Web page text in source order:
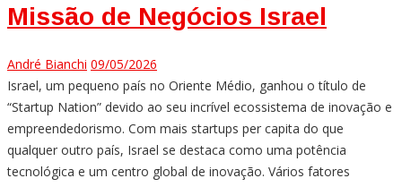
Missão de Negócios Israel
André Bianchi 09/05/2026
Israel, um pequeno país no Oriente Médio, ganhou o título de
“Startup Nation” devido ao seu incrível ecossistema de inovação e
empreendedorismo. Com mais startups per capita do que
qualquer outro país, Israel se destaca como uma potência
tecnológica e um centro global de inovação. Vários fatores